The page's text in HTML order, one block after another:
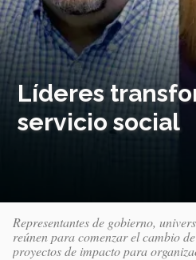
Líderes
servicio social
Representantes de gobierno,
reúnen para comenzar el cambio
proyectos de impacto para